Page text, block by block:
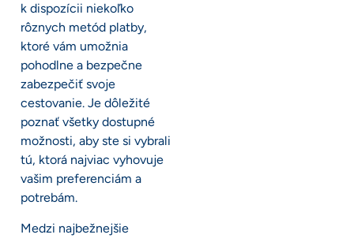
k dispozícii niekoľko
rôznych metód platby,
ktoré vám umožnia
pohodlne a bezpečne
zabezpečiť svoje
cestovanie. Je dôležité
poznať všetky dostupné
možnosti, aby ste si vybrali
tú, ktorá najviac vyhovuje
vašim preferenciám a
potrebám.
Medzi najbežnejšie